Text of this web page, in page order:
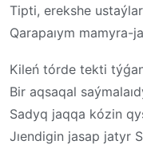
Tipti, erekshe
Qarapaıym mamyra-
Kileń tórde tekti
Bir aqsaqal
Sadyq jaqqa kózin
Jıendigin jasap jatyr